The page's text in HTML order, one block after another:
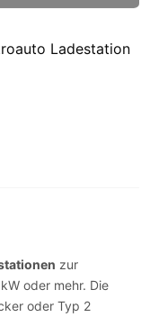
zur
oder mehr. Die
oder Typ 2